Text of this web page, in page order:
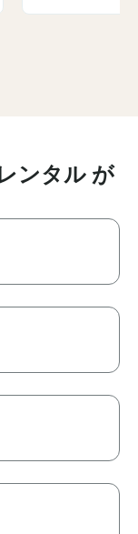
you’re ever
perfect mix of
Cheers to
with even
ンタル が